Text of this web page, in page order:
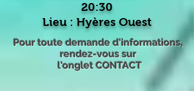
20:30
Lieu : Hyères Ouest
Pour toute demande d'informations,
rendez-vous sur
l'onglet CONTACT